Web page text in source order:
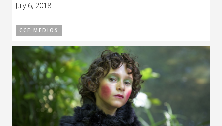
July 6, 2018
CCE MEDIOS